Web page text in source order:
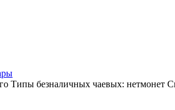
Типы безналичных чаевых: нетмонет